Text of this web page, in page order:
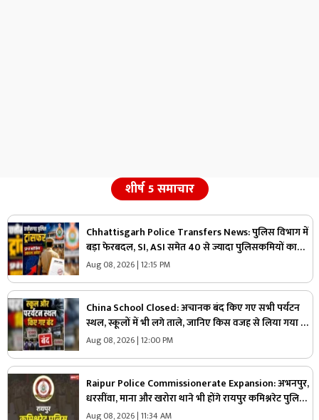
शीर्ष 5 समाचार
Chhattisgarh Police Transfers News: पुलिस विभाग में
बड़ा फेरबदल, SI, ASI समेत 40 से ज्यादा पुलिसकमियों का
तबादला, एसपी ने जारी किया आदेश, देखें किसकी कहां हुई
Aug 08, 2026 | 12:15 PM
China School Closed: अचानक बंद किए गए सभी पर्यटन
स्थल, स्कूलों में भी लगे ताले, जानिए किस वजह से लिया गया ये
फैसला
Aug 08, 2026 | 12:00 PM
Raipur Police Commissionerate Expansion: अभनपुर,
धरसींवा, माना और खरोरा थाने भी होंगे रायपुर कमिश्नरेट पुलिस
में शामिल!.. किसने कहा, ‘यहां अफसर ज्यादा, जवान काम?’.. पढ़ें
Aug 08, 2026 | 11:34 AM